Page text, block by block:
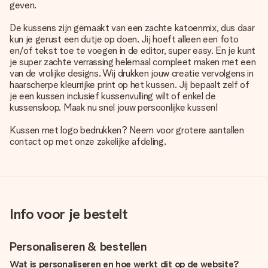
geven.
De kussens zijn gemaakt van een zachte katoenmix, dus daar
kun je gerust een dutje op doen. Jij hoeft alleen een foto
en/of tekst toe te voegen in de editor, super easy. En je kunt
je super zachte verrassing helemaal compleet maken met een
van de vrolijke designs. Wij drukken jouw creatie vervolgens in
haarscherpe kleurrijke print op het kussen. Jij bepaalt zelf of
je een kussen inclusief kussenvulling wilt of enkel de
kussensloop. Maak nu snel jouw persoonlijke kussen!
Kussen met logo bedrukken? Neem voor grotere aantallen
contact op met onze zakelijke afdeling.
Info voor je bestelt
Personaliseren & bestellen
Wat is personaliseren en hoe werkt dit op de website?